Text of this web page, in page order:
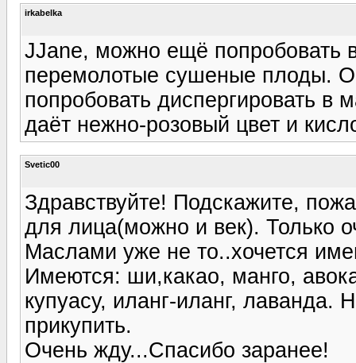
irkabelka
JJane, можно ещё попробовать
перемолотые сушеные плоды.
попробовать диспергировать
даёт нежно-розовый цвет и
Svetic00
Здравствуйте! Подскажите,
для лица(можно и век). Только
Маслами уже не то..хочется
Имеются: ши,какао, манго,
купуасу, иланг-иланг, лаванда.
прикупить.
Очень жду...Спасибо заранее!